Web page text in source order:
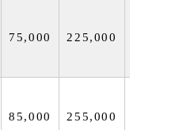
75,000 225,000
85,000 255,000